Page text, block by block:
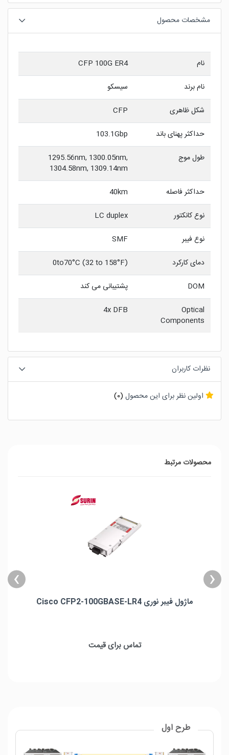
مشخصات محصول
نام
CFP 100G ER4
نام برند
سیسکو
شکل ظاهری
CFP
حداکثر پهنای باند
103.1Gbp
طول موج
1295.56nm, 1300.05nm,
1304.58nm, 1309.14nm
حداکثر فاصله
40km
نوع کانکتور
LC duplex
نوع فیبر
SMF
دمای کارکرد
0to70°C (32 to 158°F)
DOM
پشتیبانی می کند
Optical
Components
4x DFB
نظرات کاربران
اولین نظر برای این محصول (0)
محصولات مرتبط
ماژول فیبر نوری Cisco CFP2-100GBASE-LR4
تماس برای قیمت
‹
›
طرح اول